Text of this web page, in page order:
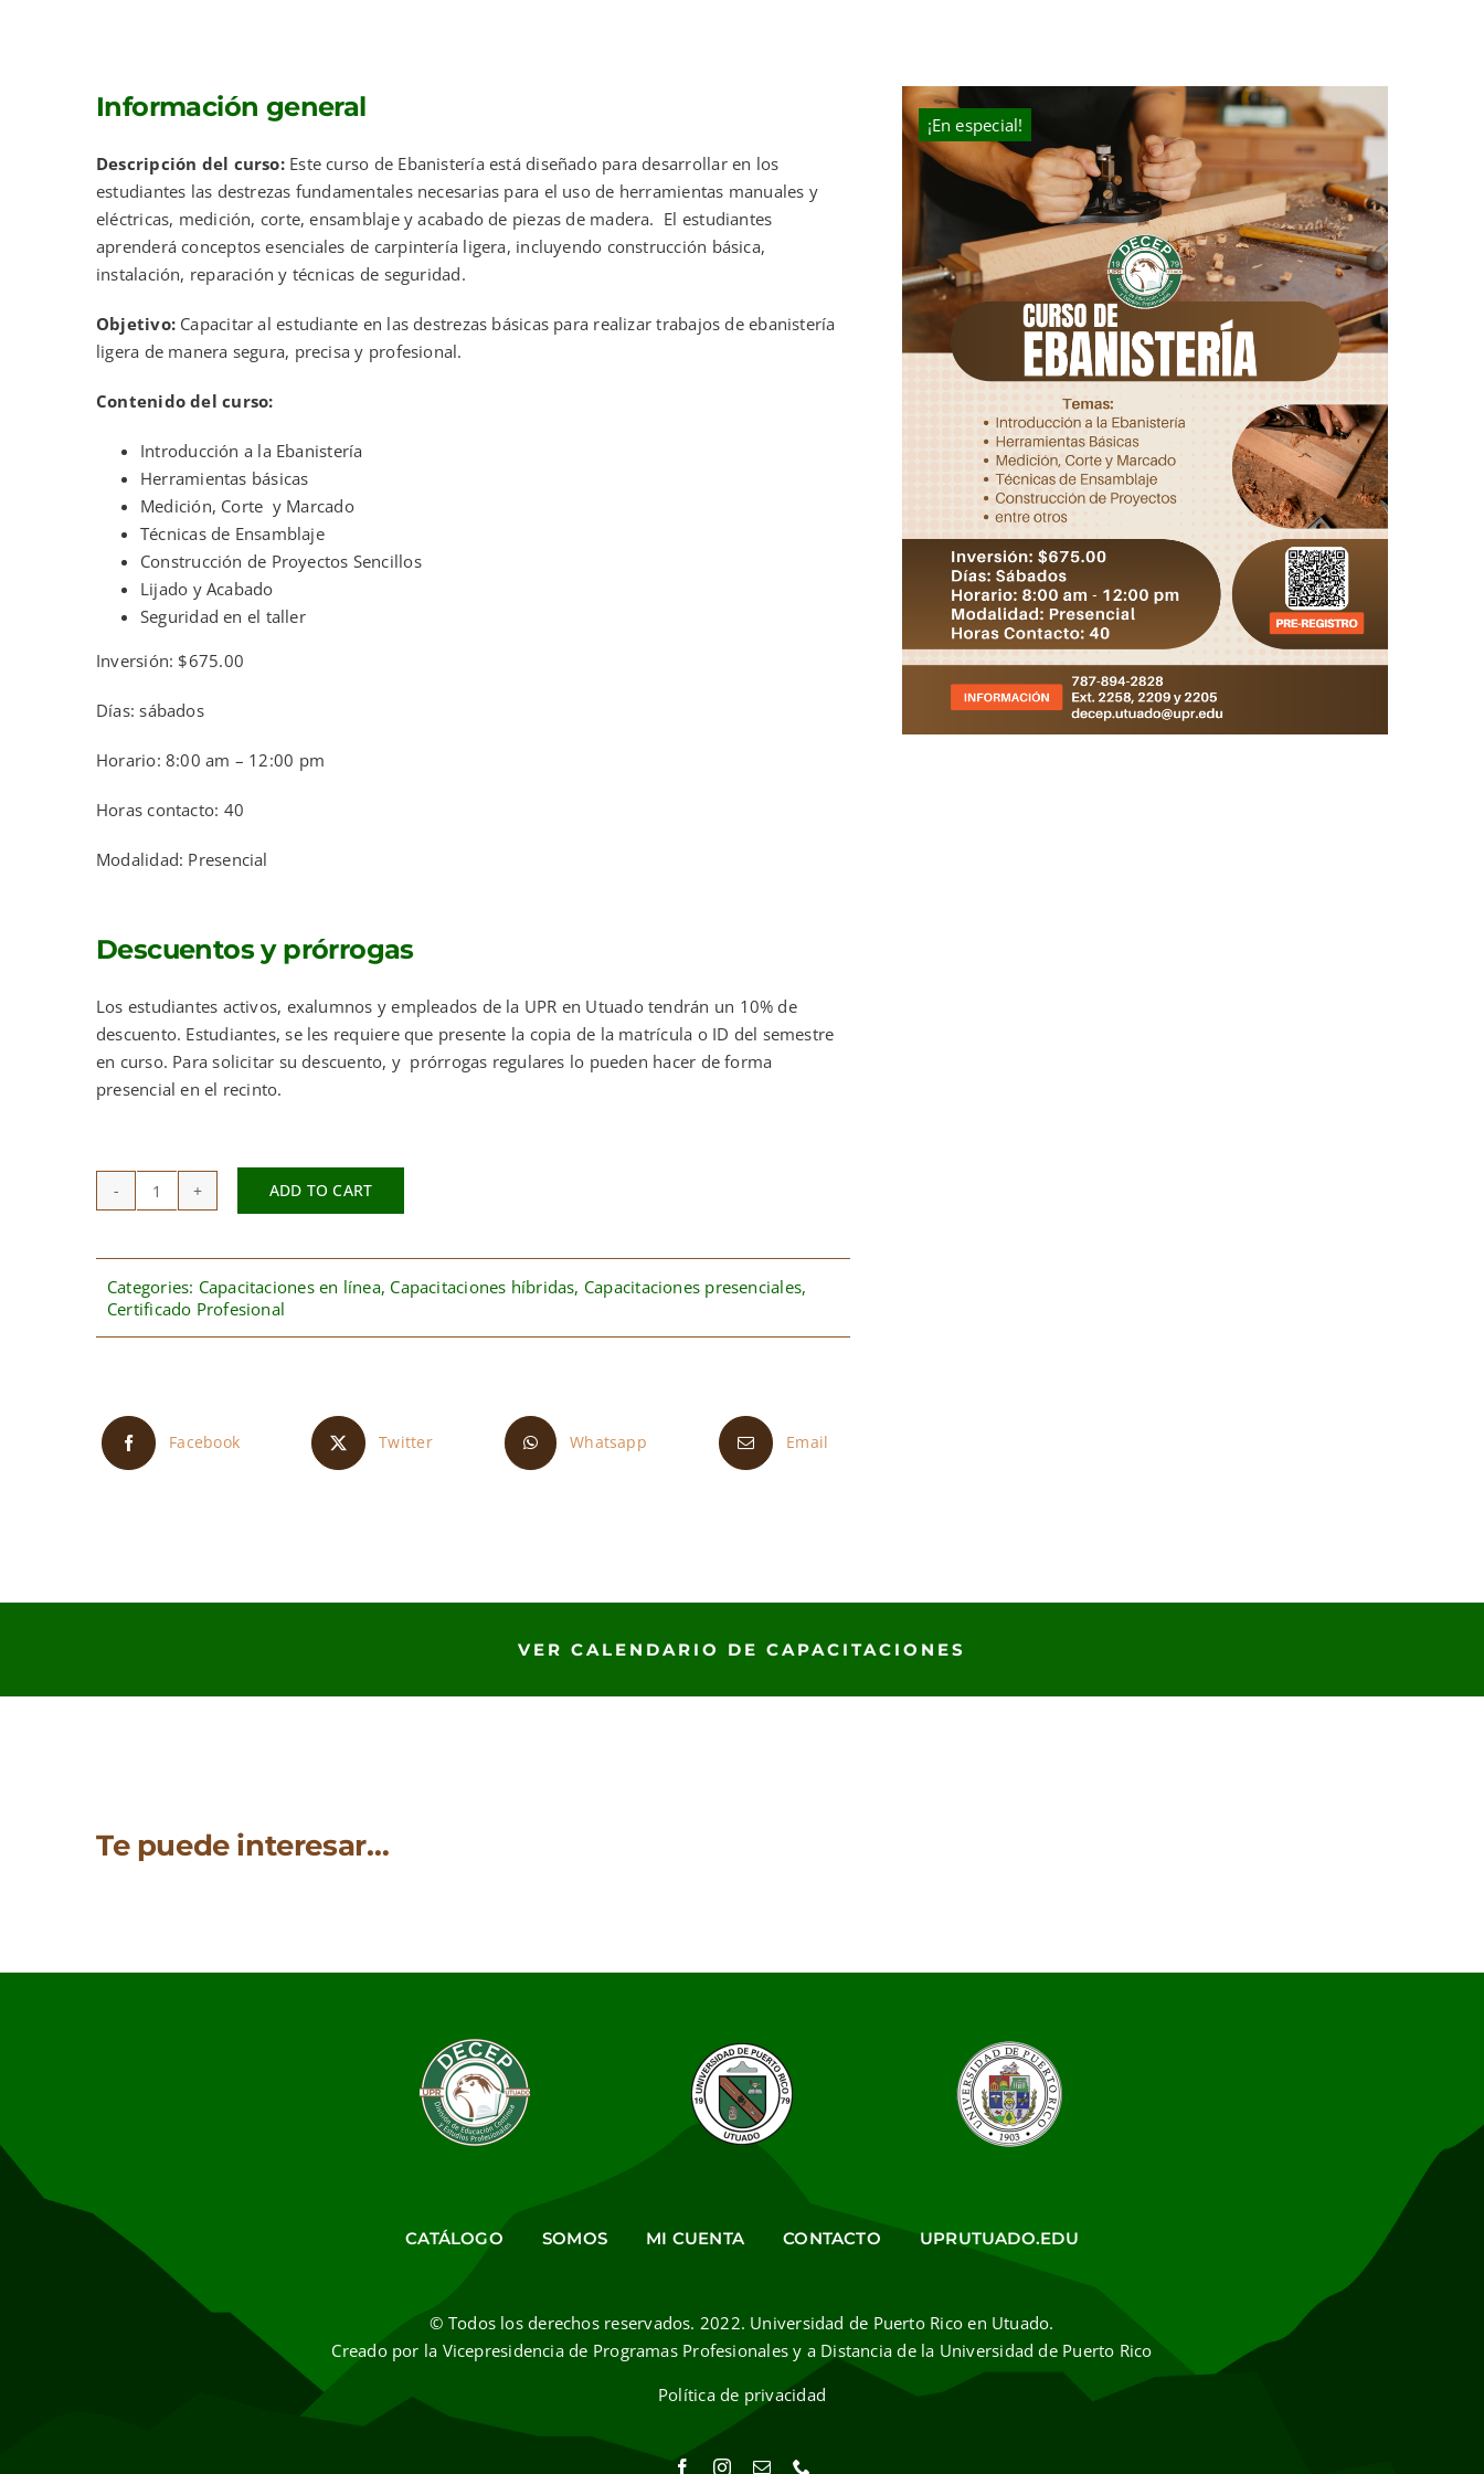
Información general
Descripción del curso:Este curso de Ebanistería está diseñado para desarrollar en los
estudiantes las destrezas fundamentales necesarias para el uso de herramientas manuales y
eléctricas, medición, corte, ensamblaje y acabado de piezas de madera. El estudiantes
aprenderá conceptos esenciales de carpintería ligera, incluyendo construcción básica,
instalación, reparación y técnicas de seguridad.
Objetivo:Capacitar al estudiante en las destrezas básicas para realizar trabajos de ebanistería
ligera de manera segura, precisa y profesional.
Contenido del curso:
Introducción a la Ebanistería
Herramientas básicas
Medición, Corte y Marcado
Técnicas de Ensamblaje
Construcción de Proyectos Sencillos
Lijado y Acabado
Seguridad en el taller
Inversión: $675.00
Días: sábados
Horario: 8:00 am – 12:00 pm
Horas contacto: 40
Modalidad: Presencial
Descuentos y prórrogas
Los estudiantes activos, exalumnos y empleados de la UPR en Utuado tendrán un 10% de
descuento. Estudiantes, se les requiere que presente la copia de la matrícula o ID del semestre
en curso. Para solicitar su descuento, y prórrogas regulares lo pueden hacer de forma
presencial en el recinto.
Certificado
Estudio
Profesional
en
Ebanistería
ADD TO CART
Categories: Capacitaciones en línea, Capacitaciones híbridas, Capacitaciones presenciales,
Certificado Profesional
Facebook Twitter Whatsapp Email
¡En especial!
VER CALENDARIO DE CAPACITACIONES
Te puede interesar…
CATÁLOGO SOMOS MI CUENTA CONTACTO UPRUTUADO.EDU
© Todos los derechos reservados. 2022. Universidad de Puerto Rico en Utuado.
Creado por la Vicepresidencia de Programas Profesionales y a Distancia de la Universidad de Puerto Rico
Política de privacidad